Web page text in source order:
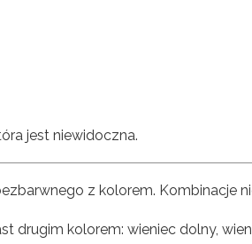
jest niewidoczna.
z kolorem. Kombinacje
drugim kolorem: wieniec dolny,